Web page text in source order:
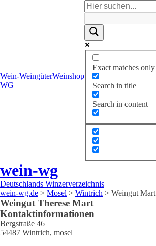
Wein-
WG
WeingüterWeinshop
Exact matches only
Search in title
Search in content
wein-wg
Deutschlands Winzerverzeichnis
wein-wg.de > Mosel > Wintrich > Weingut Mart
Weingut Therese Mart
Kontaktinformationen
Bergstraße 46
54487 Wintrich, mosel